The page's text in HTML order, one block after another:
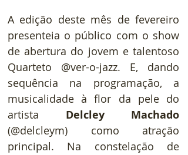
A edição deste mês de fevereiro
presenteia o público com o show
de abertura do jovem e talentoso
Quarteto @ver-o-jazz. E, dando
sequência na programação, a
musicalidade à flor da pele do
artista Delcley Machado
(@delcleym) como atração
principal. Na constelação de